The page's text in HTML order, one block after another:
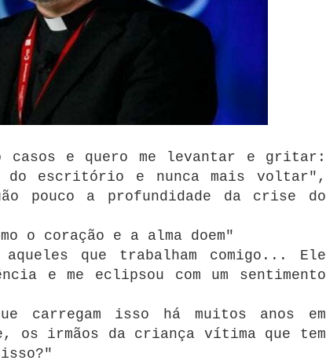
casos e quero me levantar e gritar:
do escritório e nunca mais voltar",
pouco a profundidade da crise do
o coração e a alma doem"
que trabalham comigo... Ele
e me eclipsou com um sentimento
carregam isso há muitos anos em
os irmãos da criança vítima que tem